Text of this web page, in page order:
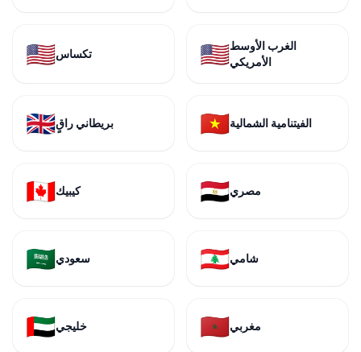
🇺🇸تكساس 🇺🇸الغرب الأوسط
الأمريكي
🇬🇧بريطاني راقٍ 🇻🇳الفيتنامية الشمالية
🇨🇦كيبيك 🇪🇬مصري
🇸🇦سعودي 🇱🇧شامي
🇦🇪خليجي 🇲🇦مغربي